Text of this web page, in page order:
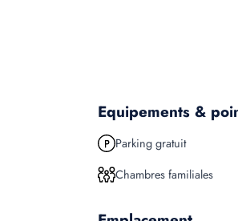
Equipements &
Parking gratuit
Chambres familiales